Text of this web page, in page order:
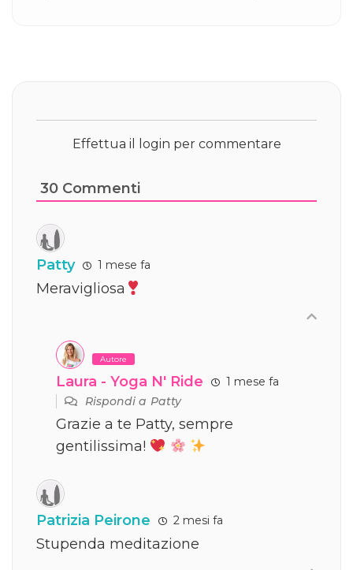
Effettua il login per commentare
30 Commenti
Patty 1 mese fa
Meravigliosa
Autore
Laura - Yoga N' Ride
1 mese fa
Rispondi aPatty
Grazie a te Patty, sempre
gentilissima!
Patrizia Peirone 2 mesi fa
Stupenda meditazione